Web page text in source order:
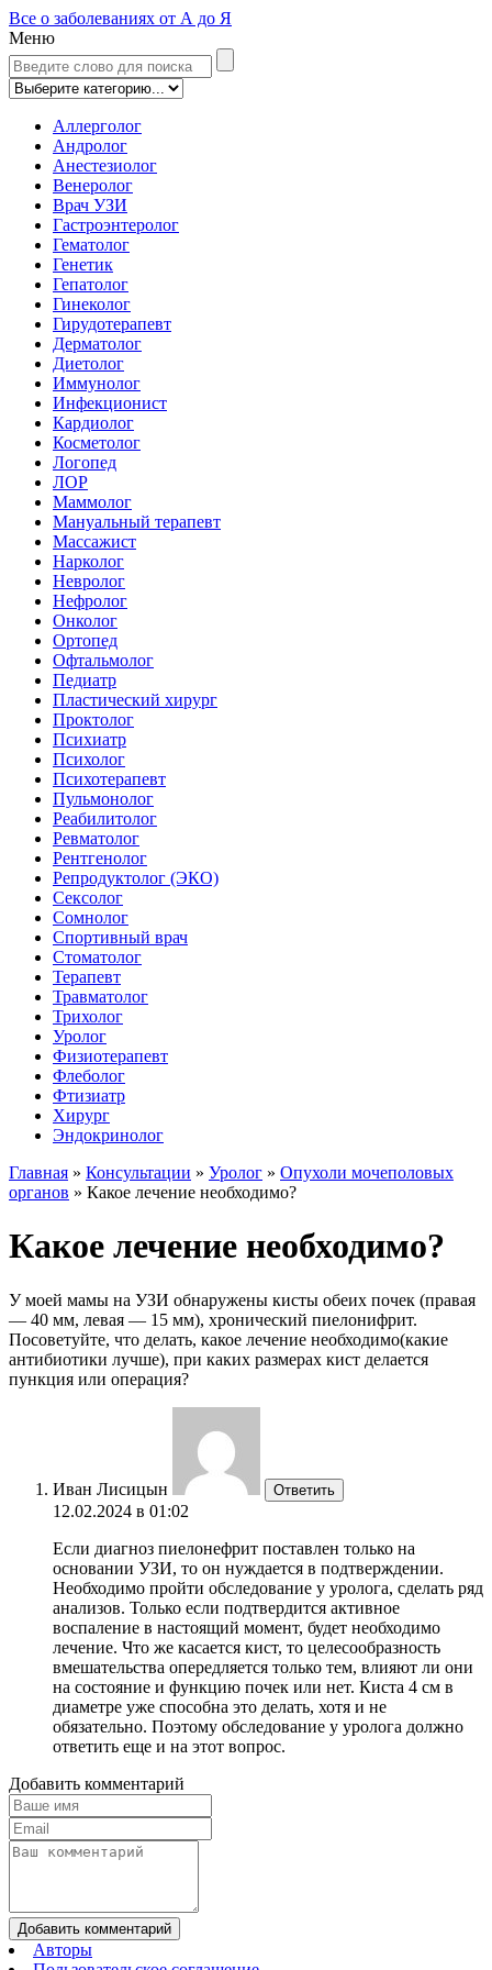
Все о заболеваниях от А до Я
Меню
Аллерголог
Андролог
Анестезиолог
Венеролог
Врач УЗИ
Гастроэнтеролог
Гематолог
Генетик
Гепатолог
Гинеколог
Гирудотерапевт
Дерматолог
Диетолог
Иммунолог
Инфекционист
Кардиолог
Косметолог
Логопед
ЛОР
Маммолог
Мануальный терапевт
Массажист
Нарколог
Невролог
Нефролог
Онколог
Ортопед
Офтальмолог
Педиатр
Пластический хирург
Проктолог
Психиатр
Психолог
Психотерапевт
Пульмонолог
Реабилитолог
Ревматолог
Рентгенолог
Репродуктолог (ЭКО)
Сексолог
Сомнолог
Спортивный врач
Стоматолог
Терапевт
Травматолог
Трихолог
Уролог
Физиотерапевт
Флеболог
Фтизиатр
Хирург
Эндокринолог
Главная » Консультации » Уролог » Опухоли мочеполовых
органов » Какое лечение необходимо?
Какое лечение необходимо?
У моей мамы на УЗИ обнаружены кисты обеих почек (правая
— 40 мм, левая — 15 мм), хронический пиелонифрит.
Посоветуйте, что делать, какое лечение необходимо(какие
антибиотики лучше), при каких размерах кист делается
пункция или операция?
Иван Лисицын Ответить
12.02.2024 в 01:02
Если диагноз пиелонефрит поставлен только на
основании УЗИ, то он нуждается в подтверждении.
Необходимо пройти обследование у уролога, сделать ряд
анализов. Только если подтвердится активное
воспаление в настоящий момент, будет необходимо
лечение. Что же касается кист, то целесообразность
вмешательства опередляется только тем, влияют ли они
на состояние и функцию почек или нет. Киста 4 см в
диаметре уже способна это делать, хотя и не
обязательно. Поэтому обследование у уролога должно
ответить еще и на этот вопрос.
Добавить комментарий
Добавить комментарий
Авторы